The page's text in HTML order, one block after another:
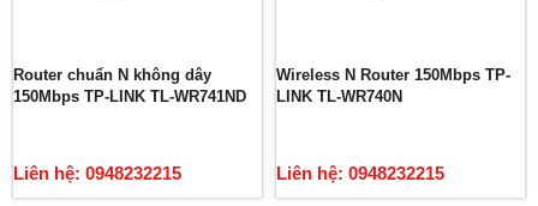
Router chuẩn N không dây
150Mbps TP-LINK TL-WR741ND
Liên hệ: 0948232215
Wireless N Router 150Mbps TP-
LINK TL-WR740N
Liên hệ: 0948232215